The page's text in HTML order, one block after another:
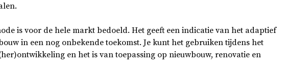
is voor de hele markt bedoeld. Het geeft een indicatie van het adaptief
in een nog onbekende toekomst. Je kunt het gebruiken tijdens het
en het is van toepassing op nieuwbouw, renovatie en